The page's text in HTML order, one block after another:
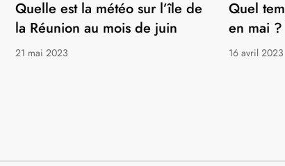
SUR L'ÎLE DE LA RÉUNION